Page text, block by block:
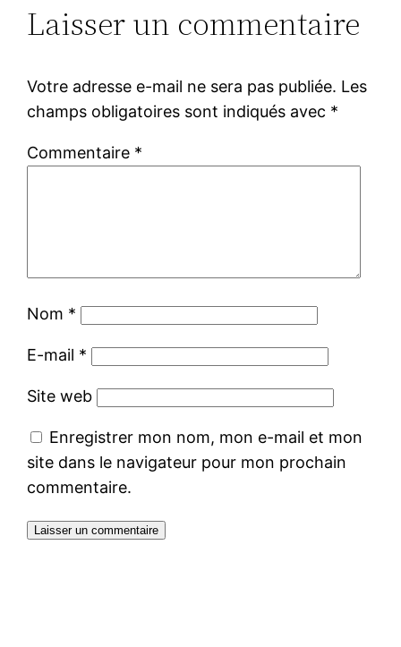
Laisser un commentaire
Votre adresse e-mail ne sera pas publiée. Les
champs obligatoires sont indiqués avec *
Commentaire *
Nom *
E-mail *
Site web
Enregistrer mon nom, mon e-mail et mon
site dans le navigateur pour mon prochain
commentaire.